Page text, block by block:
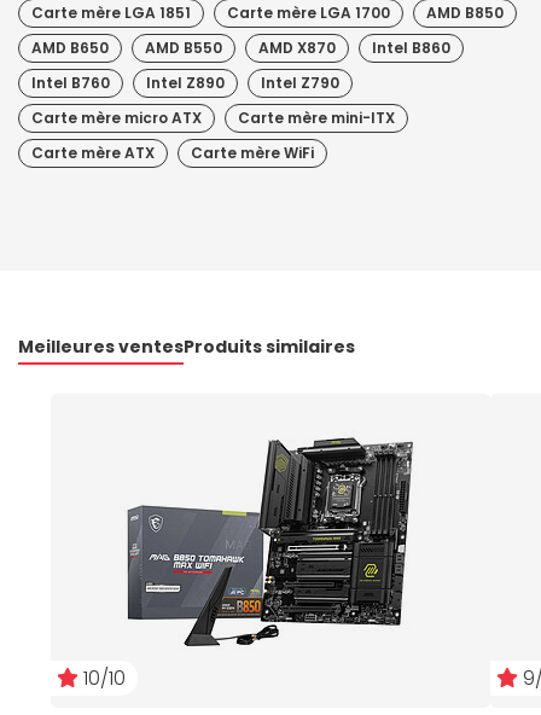
Carte mère LGA 1851
Carte mère LGA 1700
AMD B850
AMD B650
AMD B550 AMD X870
Intel B860
Intel B760
Intel Z890
Intel Z790
Carte mère micro ATX
Carte mère mini-ITX
Carte mère ATX
Carte mère WiFi
Meilleures ventesProduits similaires
10/10